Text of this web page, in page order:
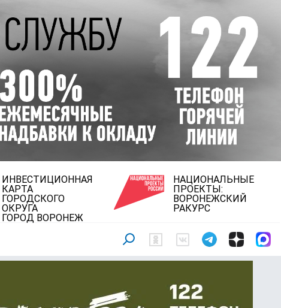
ИНВЕСТИЦИОННАЯ
КАРТА
ГОРОДСКОГО
ОКРУГА
ГОРОД ВОРОНЕЖ
НАЦИОНАЛЬНЫЕ
ПРОЕКТЫ:
ВОРОНЕЖСКИЙ
РАКУРС